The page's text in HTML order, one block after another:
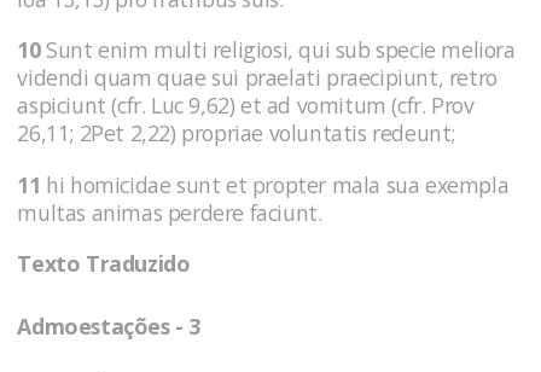
10Sunt enim multi religiosi, qui sub specie meliora
videndi quam quae sui praelati praecipiunt, retro
aspiciunt (cfr. Luc 9,62) et ad vomitum (cfr. Prov
26,11; 2Pet 2,22) propriae voluntatis redeunt;
11 hi homicidae sunt et propter mala sua exempla
multas animas perdere faciunt.
Texto Traduzido
Admoestações - 3